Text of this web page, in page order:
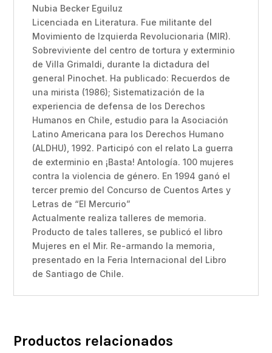
Nubia Becker Eguiluz
Licenciada en Literatura. Fue militante del
Movimiento de Izquierda Revolucionaria (MIR).
Sobreviviente del centro de tortura y exterminio
de Villa Grimaldi, durante la dictadura del
general Pinochet. Ha publicado: Recuerdos de
una mirista (1986); Sistematización de la
experiencia de defensa de los Derechos
Humanos en Chile, estudio para la Asociación
Latino Americana para los Derechos Humano
(ALDHU), 1992. Participó con el relato La guerra
de exterminio en ¡Basta! Antología. 100 mujeres
contra la violencia de género. En 1994 ganó el
tercer premio del Concurso de Cuentos Artes y
Letras de “El Mercurio”
Actualmente realiza talleres de memoria.
Producto de tales talleres, se publicó el libro
Mujeres en el Mir. Re-armando la memoria,
presentado en la Feria Internacional del Libro
de Santiago de Chile.
Productos relacionados